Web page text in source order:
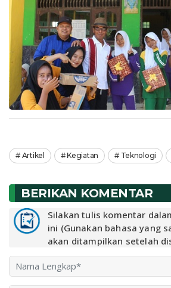
Artikel Kegiatan Teknologi
BERIKAN KOMENTAR
Silakan tulis komentar
ini (Gunakan bahasa yang
akan ditampilkan setelah